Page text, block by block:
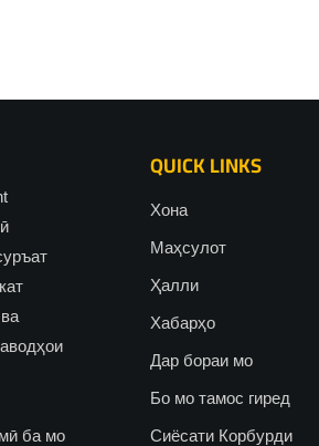
соҳа, ҳунармандон ва дӯстдорони
аз саросари ҷаҳон хоҳад буд. Мо бо
хушнудӣ эълон мекунем, ки Ҳасунг
ин чорабинии бонуфуз ширкат хоҳад
ва шуморо гарму ҷӯшон даъват
ки ба дӯкони мо ташриф оред.
ба мо
QUICK LINKS
Хона
Маҳсулот
Ҳалли
Хабарҳо
Дар бораи мо
Бо мо тамос гиред
Сиёсати Корбурди